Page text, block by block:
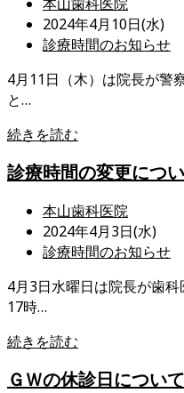
の
変
更
に
つ
稿
者:
投
稿
開
2024年4月10日(水)
投
カ
ゴ
リ
ー:
診療時間のお知らせ
4月11日（木）は院長が警
と…
続きを読む
時
の
変
更
に
つ
診療時間の変更につ
投
稿
者:
本山歯科医院
投
稿
開
日:
2024年4月3日(水)
投
カ
テ
ゴ
リ
ー:
診療時間のお知らせ
4月3日水曜日は院長が歯
17時…
続きを読む
時
ＧＷの休診日について